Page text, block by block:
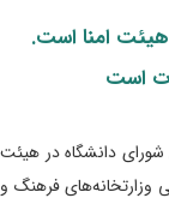
امنا است.
است
دانشگاه در هیئت
وزارتخانه‌های فرهنگ و